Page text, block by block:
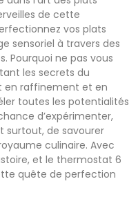
de cette
vos plats
sensoriel à travers des
Pourquoi ne pas vous
les secrets du
en raffinement et en
toutes les potentialités
d’expérimenter,
surtout, de savourer
culinaire. Avec
et le thermostat 6
quête de perfection